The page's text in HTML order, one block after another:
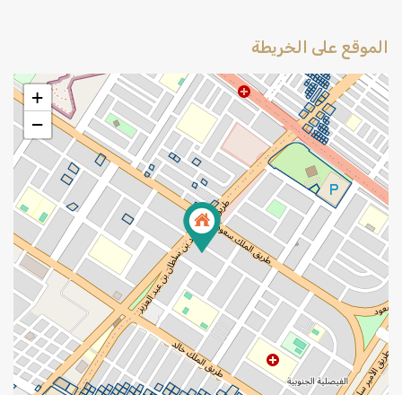
الموقع على الخريطة
+
−